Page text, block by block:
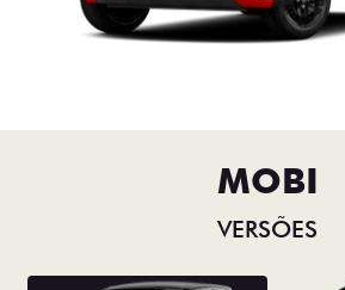
MOBI
VERSÕES